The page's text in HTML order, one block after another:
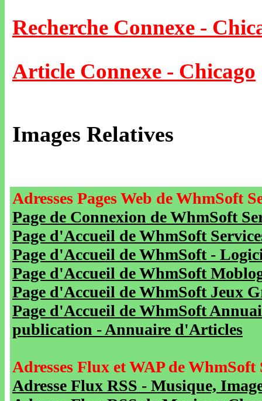
Recherche Connexe -
Article Connexe - Chicago
Images Relatives
Adresses Pages Web de WhmSoft
Page de Connexion de WhmSoft
Page d'Accueil de WhmSoft
Page d'Accueil de WhmSoft -
Page d'Accueil de WhmSoft
Page d'Accueil de WhmSoft Jeux
Page d'Accueil de WhmSoft
publication - Annuaire d'Articles
Adresses Flux et WAP de WhmSoft
Adresse Flux RSS - Musique,